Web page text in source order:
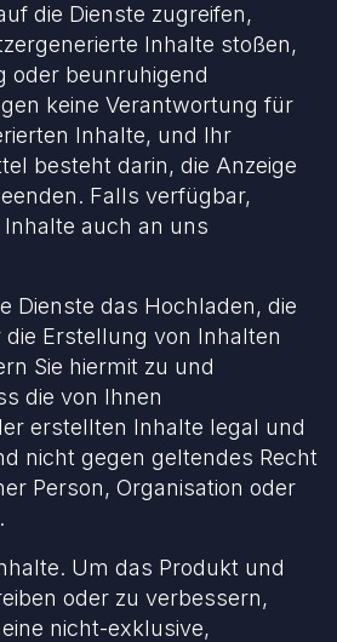
die Dienste zugreifen,
Inhalte stoßen,
oder beunruhigend
keine Verantwortung für
Inhalte, und Ihr
besteht darin, die Anzeige
Falls verfügbar,
auch an uns
Dienste das Hochladen, die
Erstellung von Inhalten
Sie hiermit zu und
die von Ihnen
erstellten Inhalte legal und
nicht gegen geltendes Recht
Person, Organisation oder
Um das Produkt und
oder zu verbessern,
nicht-exklusive,